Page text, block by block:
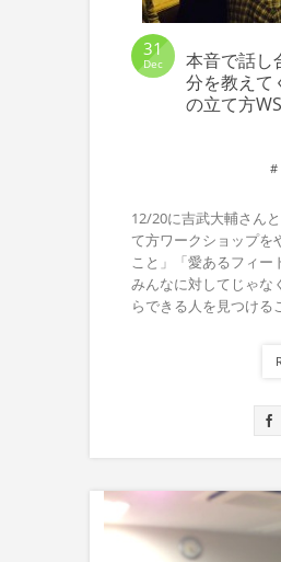
31
Dec
本音で話し
分を教え
の立て方
12/20に吉武大輔さん
て方ワークショップを
こと」「愛あるフィー
みんなに対してじゃな
らできる人を見つける